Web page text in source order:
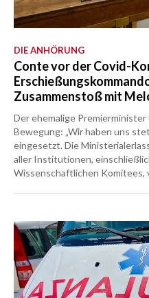
DIE ANHÖRUNG
Conte vor der Covid-
Zusammenstoß mit
Der ehemalige
Bewegung: „Wir haben uns
eingesetzt. Die
aller Institutionen,
Wissenschaftlichen Komitees,